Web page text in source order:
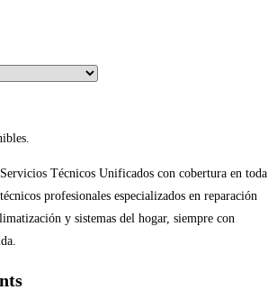
Técnicos Unificados con cobertura en toda
profesionales especializados en reparación
y sistemas del hogar, siempre con